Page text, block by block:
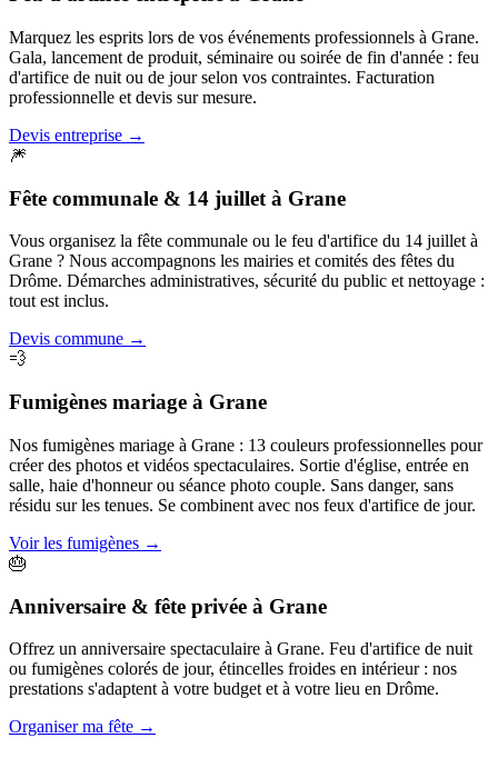
Marquez les esprits lors de vos événements professionnels à Grane.
Gala, lancement de produit, séminaire ou soirée de fin d'année : feu
d'artifice de nuit ou de jour selon vos contraintes. Facturation
professionnelle et devis sur mesure.
Devis entreprise →
🎆
Fête communale & 14 juillet à Grane
Vous organisez la fête communale ou le feu d'artifice du 14 juillet à
Grane ? Nous accompagnons les mairies et comités des fêtes du
Drôme. Démarches administratives, sécurité du public et nettoyage :
tout est inclus.
Devis commune →
💨
Fumigènes mariage à Grane
Nos fumigènes mariage à Grane : 13 couleurs professionnelles pour
créer des photos et vidéos spectaculaires. Sortie d'église, entrée en
salle, haie d'honneur ou séance photo couple. Sans danger, sans
résidu sur les tenues. Se combinent avec nos feux d'artifice de jour.
Voir les fumigènes →
🎂
Anniversaire & fête privée à Grane
Offrez un anniversaire spectaculaire à Grane. Feu d'artifice de nuit
ou fumigènes colorés de jour, étincelles froides en intérieur : nos
prestations s'adaptent à votre budget et à votre lieu en Drôme.
Organiser ma fête →